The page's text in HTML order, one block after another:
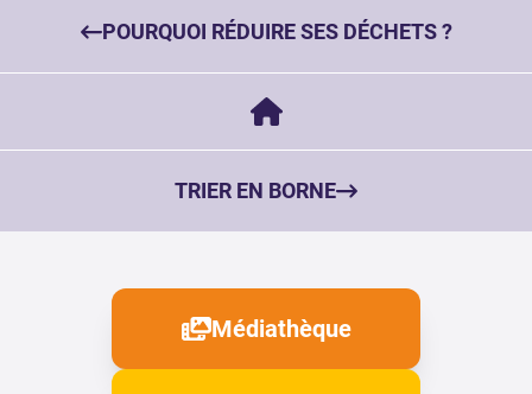
POURQUOI RÉDUIRE SES DÉCHETS ?
TRIER EN BORNE
Médiathèque